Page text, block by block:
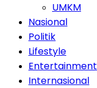
UMKM
Nasional
Politik
Lifestyle
Entertainment
Internasional